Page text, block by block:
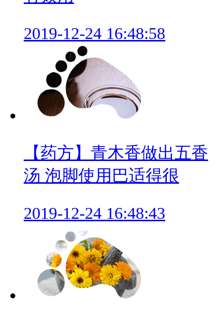
2019-12-24 16:48:58
【药方】青木香做出五香
汤 泡脚使用巴适得很
2019-12-24 16:48:43